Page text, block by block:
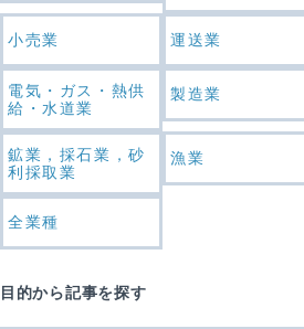
小売業 運送業
電気・ガス・熱供
給・水道業
製造業
鉱業，採石業，砂
利採取業
漁業
全業種
目的から記事を探す